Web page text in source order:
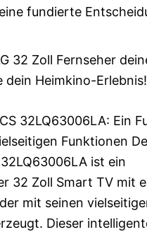
fundierte
32 Zoll Fernseher
dein Heimkino-Erlebnis!
32LQ63006LA: Ein
Funktionen
32LQ63006LA ist ein
32 Zoll Smart TV mit
mit seinen
Dieser